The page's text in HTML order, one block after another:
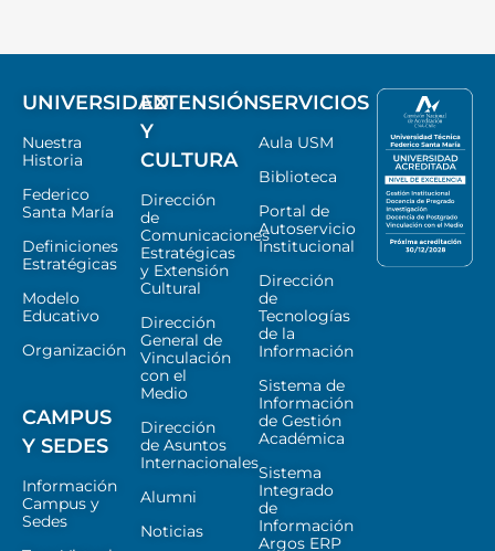
UNIVERSIDAD
Nuestra
Historia
Federico
Santa María
Definiciones
Estratégicas
Modelo
Educativo
Organización
CAMPUS
Y SEDES
Información
Campus y
Sedes
EXTENSIÓN
Y
CULTURA
Dirección
de
Comunicaciones
Estratégicas
y Extensión
Cultural
Dirección
General de
Vinculación
con el
Medio
Dirección
de Asuntos
Internacionales
Alumni
Noticias
SERVICIOS
Aula USM
Biblioteca
Portal de
Autoservicio
Institucional
Dirección
de
Tecnologías
de la
Información
Sistema de
Información
de Gestión
Académica
Sistema
Integrado
de
Información
Argos ERP